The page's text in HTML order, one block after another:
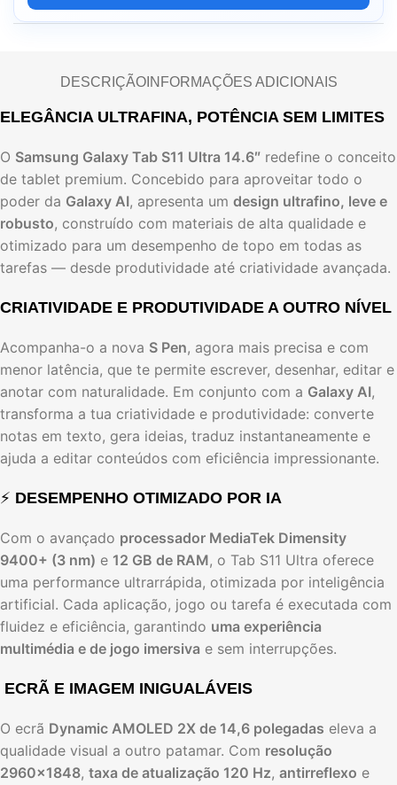
DESCRIÇÃOINFORMAÇÕES ADICIONAIS
ELEGÂNCIA ULTRAFINA, POTÊNCIA SEM LIMITES
O Samsung Galaxy Tab S11 Ultra 14.6″ redefine o conceito
de tablet premium. Concebido para aproveitar todo o
poder da Galaxy AI, apresenta um design ultrafino, leve e
robusto, construído com materiais de alta qualidade e
otimizado para um desempenho de topo em todas as
tarefas — desde produtividade até criatividade avançada.
CRIATIVIDADE E PRODUTIVIDADE A OUTRO NÍVEL
Acompanha-o a nova S Pen, agora mais precisa e com
menor latência, que te permite escrever, desenhar, editar e
anotar com naturalidade. Em conjunto com a Galaxy AI,
transforma a tua criatividade e produtividade: converte
notas em texto, gera ideias, traduz instantaneamente e
ajuda a editar conteúdos com eficiência impressionante.
⚡ DESEMPENHO OTIMIZADO POR IA
Com o avançado processador MediaTek Dimensity
9400+ (3 nm) e 12 GB de RAM, o Tab S11 Ultra oferece
uma performance ultrarrápida, otimizada por inteligência
artificial. Cada aplicação, jogo ou tarefa é executada com
fluidez e eficiência, garantindo uma experiência
multimédia e de jogo imersiva e sem interrupções.
ECRÃ E IMAGEM INIGUALÁVEIS
O ecrã Dynamic AMOLED 2X de 14,6 polegadas eleva a
qualidade visual a outro patamar. Com resolução
2960×1848, taxa de atualização 120 Hz, antirreflexo e